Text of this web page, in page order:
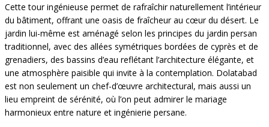
Cette tour ingénieuse permet de rafraîchir naturellement l’intérieur
du bâtiment, offrant une oasis de fraîcheur au cœur du désert. Le
jardin lui-même est aménagé selon les principes du jardin persan
traditionnel, avec des allées symétriques bordées de cyprès et de
grenadiers, des bassins d’eau reflétant l’architecture élégante, et
une atmosphère paisible qui invite à la contemplation. Dolatabad
est non seulement un chef-d’œuvre architectural, mais aussi un
lieu empreint de sérénité, où l’on peut admirer le mariage
harmonieux entre nature et ingénierie persane.